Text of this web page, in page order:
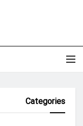
Categories